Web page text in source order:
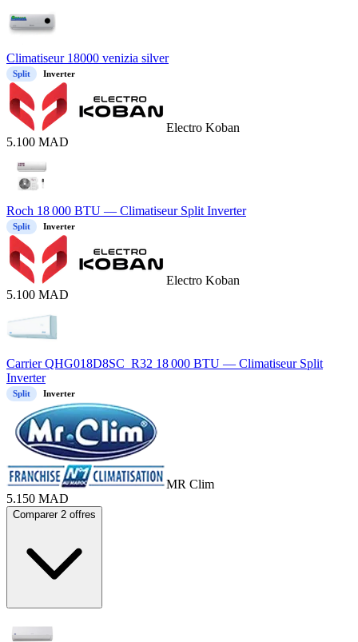
Climatiseur 18000 venizia silver
Split Inverter
Electro Koban
5.100 MAD
Roch 18 000 BTU — Climatiseur Split Inverter
Split Inverter
Electro Koban
5.100 MAD
Carrier QHG018D8SC_R32 18 000 BTU — Climatiseur Split
Inverter
Split Inverter
MR Clim
5.150 MAD
Comparer 2 offres